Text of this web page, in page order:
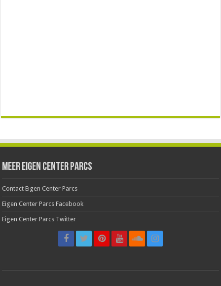
Meer Eigen Center Parcs
Contact Eigen Center Parcs
Eigen Center Parcs Facebook
Eigen Center Parcs Twitter